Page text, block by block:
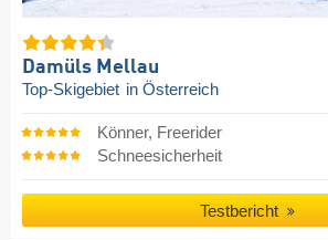
Damüls Mellau
Top-Skigebiet in Österreich
Könner, Freerider
Schneesicherheit
Testbericht